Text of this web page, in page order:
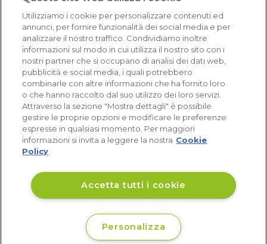
Dicono di noi
1.641 recensioni
Eccellente (4,8)
Acquisti verificati
Utilizziamo i cookie per personalizzare contenuti ed
annunci, per fornire funzionalità dei social media e per
analizzare il nostro traffico. Condividiamo inoltre
informazioni sul modo in cui utilizza il nostro sito con i
nostri partner che si occupano di analisi dei dati web,
pubblicità e social media, i quali potrebbero
combinarle con altre informazioni che ha fornito loro
o che hanno raccolto dal suo utilizzo dei loro servizi.
Attraverso la sezione "Mostra dettagli" è possibile
gestire le proprie opzioni e modificare le preferenze
espresse in qualsiasi momento. Per maggiori
informazioni si invita a leggere la nostra Cookie
Policy
Accetta tutti i cookie
Personalizza